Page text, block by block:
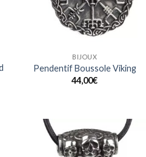
BIJOUX
Pendentif Boussole Viking
44,00€
Ajouter